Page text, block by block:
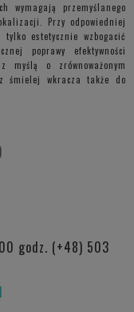
wymagają przemyślanego
Przy odpowiedniej
estetycznie wzbogacić
poprawy efektywności
myślą o zrównoważonym
śmielej wkracza także do
godz. (+48) 503